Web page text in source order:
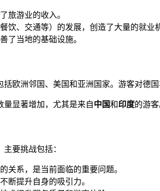
旅游业的收入。
饮、交通等）的发展，创造了大量的就业
了当地的基础设施。
欧洲邻国、美国和亚洲国家。游客对德
量显著增加，尤其是来自中国和印度的游客
要挑战包括：
关系，是当前面临的重要问题。
断提升自身的吸引力。